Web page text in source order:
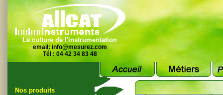
La culture de l'instrumentation
email: info@mesurez.com
Tél : 04 42 34 83 48
Nos produits